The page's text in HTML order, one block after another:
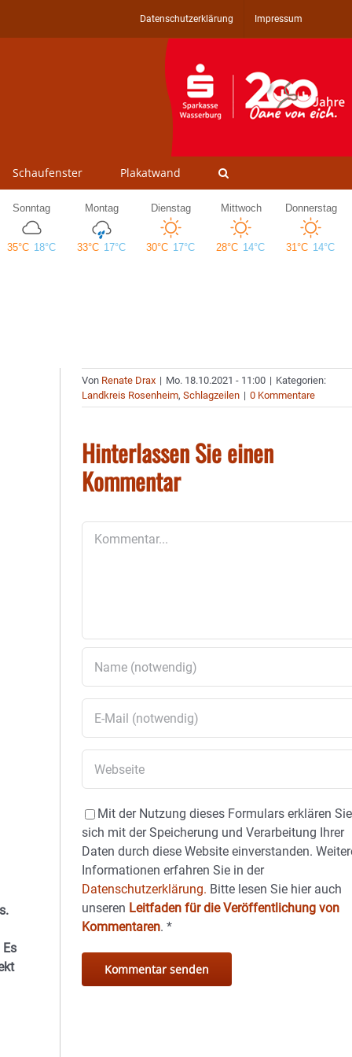
Datenschutzerklärung Impressum
Schaufenster Plakatwand
Von Renate Drax | Mo. 18.10.2021 - 11:00 | Kategorien:
Landkreis Rosenheim,Schlagzeilen | 0 Kommentare
Hinterlassen Sie einen
Kommentar
Mit der Nutzung dieses Formulars erklären Sie
sich mit der Speicherung und Verarbeitung Ihrer
Daten durch diese Website einverstanden.
Informationen erfahren Sie in der
Datenschutzerklärung. Bitte lesen Sie hier auch
unseren Leitfaden für die Veröffentlichung von
Kommentaren.*